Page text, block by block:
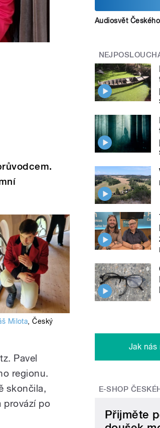
Milota,Český
Pavel
regionu.
skončila,
provází po
Audiosvět
Jak nás
E-SHOP
Přijměte